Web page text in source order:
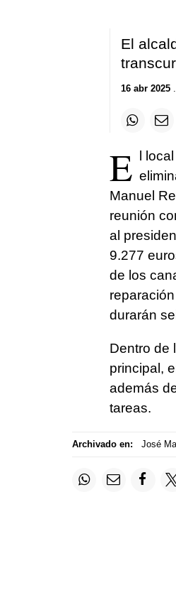
El
16 abr 2025.
E l
Manuel
reunión
al
9.277
de los
durarán
Dentro de
principal,
además
tareas.
Archivado en: José